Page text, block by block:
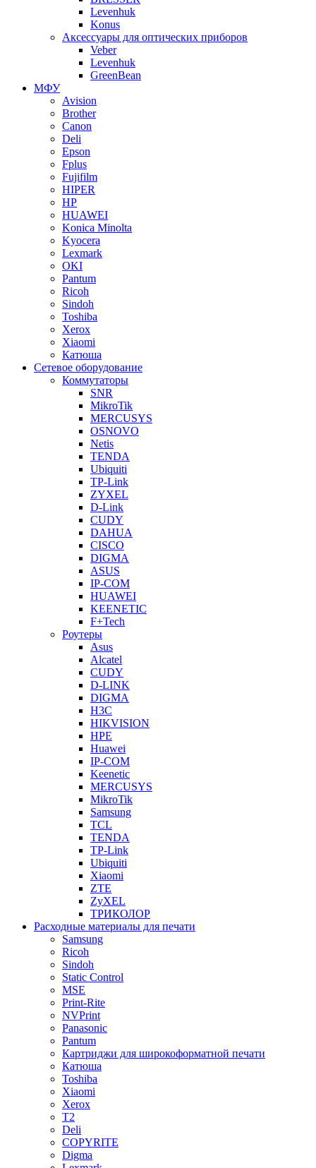
Levenhuk
Konus
Аксессуары для оптических приборов
Veber
Levenhuk
GreenBean
МФУ
Avision
Brother
Canon
Deli
Epson
Fplus
Fujifilm
HIPER
HP
HUAWEI
Konica Minolta
Kyocera
Lexmark
OKI
Pantum
Ricoh
Sindoh
Toshiba
Xerox
Xiaomi
Катюша
Сетевое оборудование
Коммутаторы
SNR
MikroTik
MERCUSYS
OSNOVO
Netis
TENDA
Ubiquiti
TP-Link
ZYXEL
D-Link
CUDY
DAHUA
CISCO
DIGMA
ASUS
IP-COM
HUAWEI
KEENETIC
F+Tech
Роутеры
Asus
Alcatel
CUDY
D-LINK
DIGMA
H3C
HIKVISION
HPE
Huawei
IP-COM
Keenetic
MERCUSYS
MikroTik
Samsung
TCL
TENDA
TP-Link
Ubiquiti
Xiaomi
ZTE
ZyXEL
ТРИКОЛОР
Расходные материалы для печати
Samsung
Ricoh
Sindoh
Static Control
MSE
Print-Rite
NVPrint
Panasonic
Pantum
Картриджи для широкоформатной печати
Катюша
Toshiba
Xiaomi
Xerox
T2
Deli
COPYRITE
Digma